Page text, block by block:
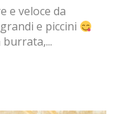
e veloce da
e piccini